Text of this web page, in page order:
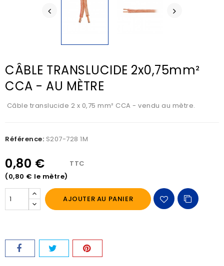
CÂBLE TRANSLUCIDE 2x0,75mm²
CCA - AU MÈTRE
Câble translucide 2 x 0,75 mm² CCA - vendu au mètre.
Référence: S207-728 1M
0,80 €
(0,80 € le mètre)
TTC
AJOUTER AU PANIER